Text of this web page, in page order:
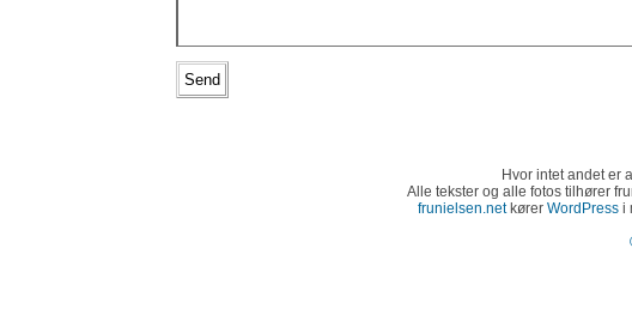
Hvor intet andet er
Alle tekster og alle fotos tilhører
frunielsen.netkører WordPressi